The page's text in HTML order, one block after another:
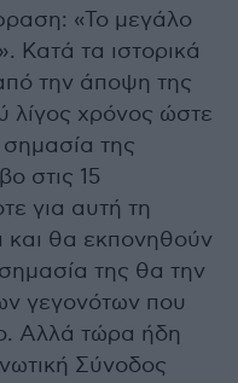
«Το μεγάλο
Κατά τα ιστορικά
την άποψη της
λίγος χρόνος ώστε
της
στις 15
για αυτή τη
θα εκπονηθούν
της θα την
γεγονότων που
Αλλά τώρα ήδη
Σύνοδος